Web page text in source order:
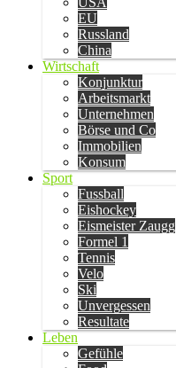
EU
Russland
China
Wirtschaft
Konjunktur
Arbeitsmarkt
Unternehmen
Börse und Co
Immobilien
Konsum
Sport
Fussball
Eishockey
Eismeister Zaugg
Formel 1
Tennis
Velo
Ski
Unvergessen
Resultate
Leben
Gefühle